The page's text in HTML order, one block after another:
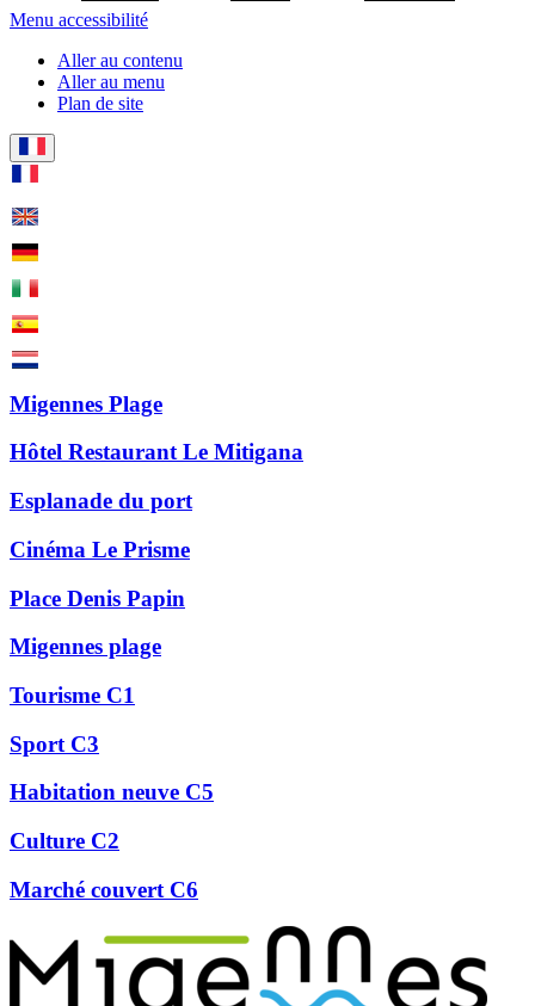
Menu accessibilité
Aller au contenu
Aller au menu
Plan de site
Migennes Plage
Hôtel Restaurant Le Mitigana
Esplanade du port
Cinéma Le Prisme
Place Denis Papin
Migennes plage
Tourisme C1
Sport C3
Habitation neuve C5
Culture C2
Marché couvert C6
Précédent
Suivant